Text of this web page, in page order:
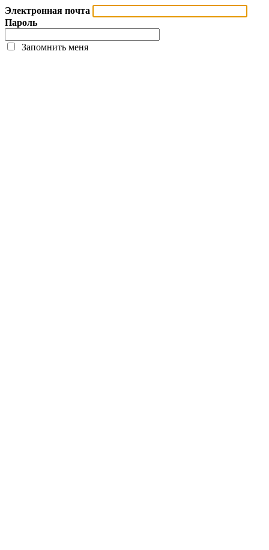
Электронная почта
Пароль
Запомнить меня